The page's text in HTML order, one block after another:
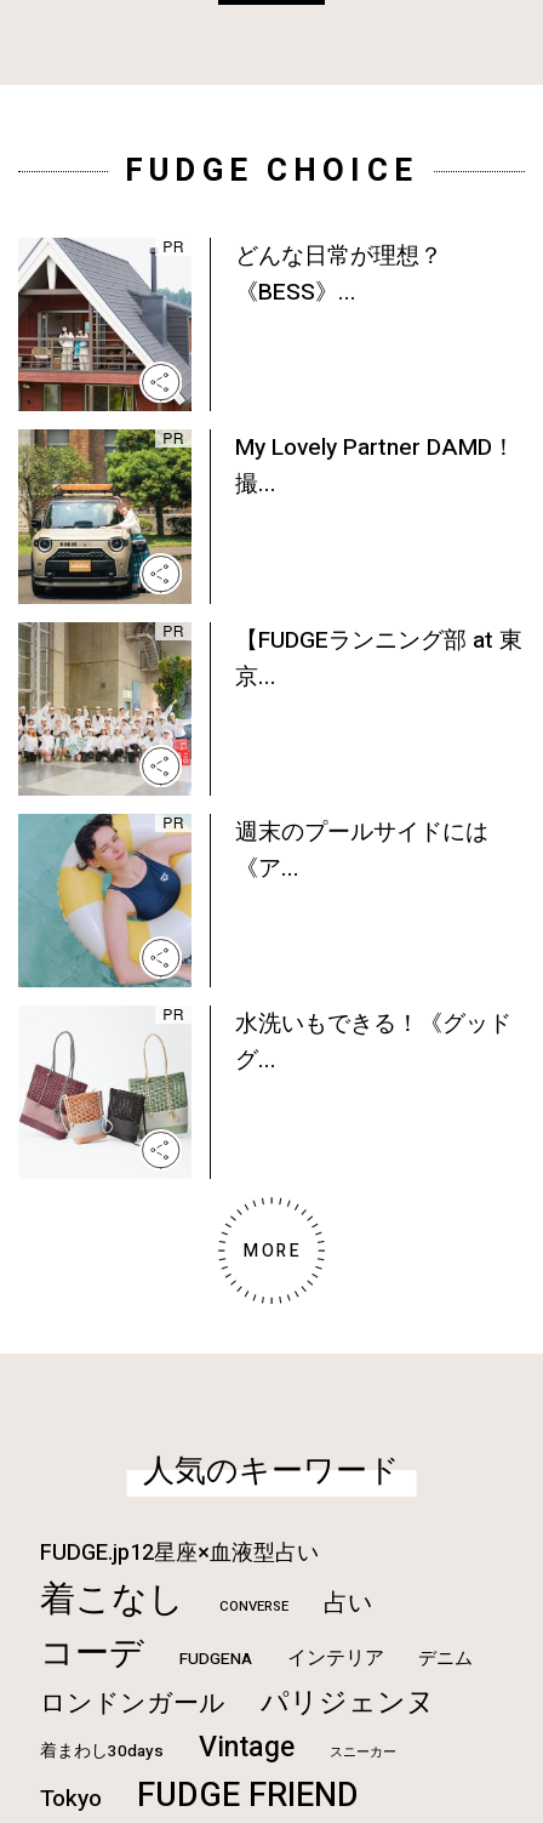
FUDGE CHOICE
どんな日常が理想？
《BESS》...
My Lovely Partner DAMD！
撮...
【FUDGEランニング部 at 東
京...
週末のプールサイドには
《ア...
水洗いもできる！《グッド
グ...
MORE
人気のキーワード
FUDGE.jp12星座×血液型占い
着こなし CONVERSE 占い
コーデ FUDGENA インテリア デニム
ロンドンガール パリジェンヌ
着まわし30days Vintage スニーカー
Tokyo FUDGE FRIEND